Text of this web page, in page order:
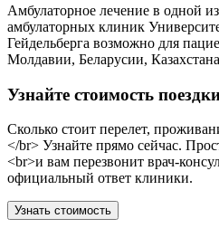
Амбулаторное лечение в одной
амбулаторных клиник
Гейдельберга возможно для
Молдавии, Беларусии,
Узнайте стоимость
Сколько стоит перелет,
</br> Узнайте прямо сейчас.
<br>и вам перезвонит врач-
официальный ответ клиники.
Узнать стоимость